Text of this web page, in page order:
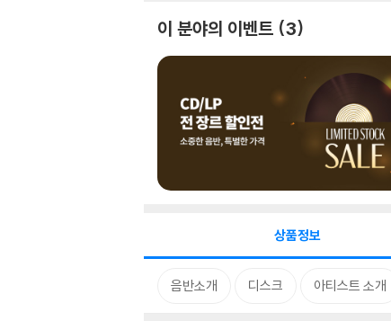
이 분야의 이벤트 3
상품정보
음반소개 디스크 아티스트 소개